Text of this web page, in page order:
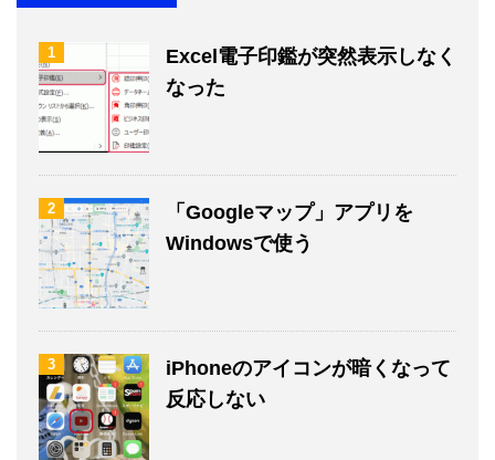
1
Excel電子印鑑が突然表示しなく
なった
2
「Googleマップ」アプリを
Windowsで使う
3
iPhoneのアイコンが暗くなって
反応しない